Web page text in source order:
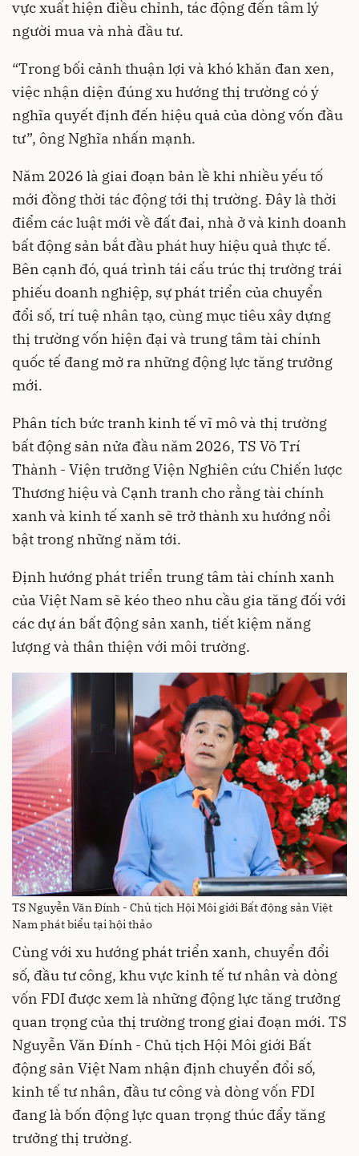
vực xuất hiện điều chỉnh, tác động đến tâm lý
người mua và nhà đầu tư.
“Trong bối cảnh thuận lợi và khó khăn đan xen,
việc nhận diện đúng xu hướng thị trường có ý
nghĩa quyết định đến hiệu quả của dòng vốn đầu
tư”, ông Nghĩa nhấn mạnh.
Năm 2026 là giai đoạn bản lề khi nhiều yếu tố
mới đồng thời tác động tới thị trường. Đây là thời
điểm các luật mới về đất đai, nhà ở và kinh doanh
bất động sản bắt đầu phát huy hiệu quả thực tế.
Bên cạnh đó, quá trình tái cấu trúc thị trường trái
phiếu doanh nghiệp, sự phát triển của chuyển
đổi số, trí tuệ nhân tạo, cùng mục tiêu xây dựng
thị trường vốn hiện đại và trung tâm tài chính
quốc tế đang mở ra những động lực tăng trưởng
mới.
Phân tích bức tranh kinh tế vĩ mô và thị trường
bất động sản nửa đầu năm 2026, TS Võ Trí
Thành - Viện trưởng Viện Nghiên cứu Chiến lược
Thương hiệu và Cạnh tranh cho rằng tài chính
xanh và kinh tế xanh sẽ trở thành xu hướng nổi
bật trong những năm tới.
Định hướng phát triển trung tâm tài chính xanh
của Việt Nam sẽ kéo theo nhu cầu gia tăng đối với
các dự án bất động sản xanh, tiết kiệm năng
lượng và thân thiện với môi trường.
TS Nguyễn Văn Đính - Chủ tịch Hội Môi giới Bất động sản Việt
Nam phát biểu tại hội thảo
Cùng với xu hướng phát triển xanh, chuyển đổi
số, đầu tư công, khu vực kinh tế tư nhân và dòng
vốn FDI được xem là những động lực tăng trưởng
quan trọng của thị trường trong giai đoạn mới. TS
Nguyễn Văn Đính - Chủ tịch Hội Môi giới Bất
động sản Việt Nam nhận định chuyển đổi số,
kinh tế tư nhân, đầu tư công và dòng vốn FDI
đang là bốn động lực quan trọng thúc đẩy tăng
trưởng thị trường.